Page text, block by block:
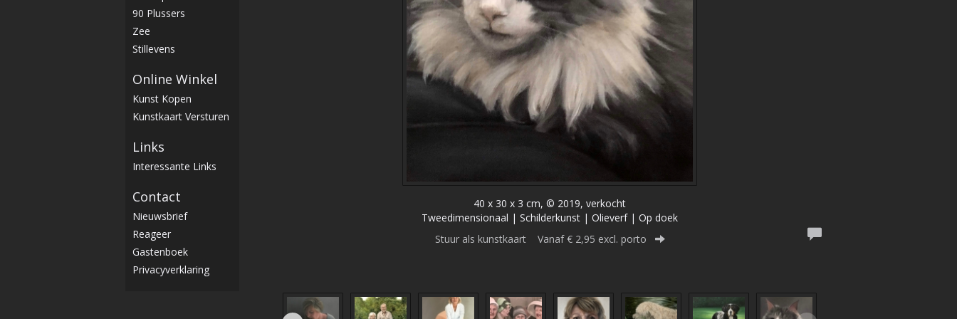
40 x 30 x 3 cm, © 2019, verkocht
Tweedimensionaal | Schilderkunst | Olieverf | Op doek
Stuur als kunstkaart Vanaf € 2,95 excl. porto
90 Plussers
Zee
Stillevens
Online Winkel
Kunst Kopen
Kunstkaart Versturen
Links
Interessante Links
Contact
Nieuwsbrief
Reageer
Gastenboek
Privacyverklaring